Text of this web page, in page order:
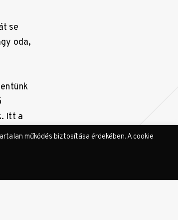
se
oda,
Itt a
az
működés biztosítása érdekében. A cookie